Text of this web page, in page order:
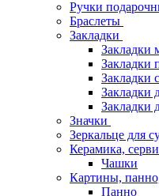
Ручки
Браслеты
Закладки
Закладки
Закладки
Закладки
Закладки
Закладки
Значки
Зеркальце для
Керамика,
Чашки
Картины,
Панно